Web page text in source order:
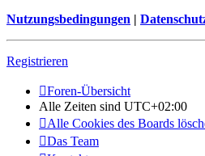
Nutzungsbedingungen |
Registrieren
Foren-Übersicht
Alle Zeiten sind UTC+02:00
Alle Cookies des Boards
Das Team